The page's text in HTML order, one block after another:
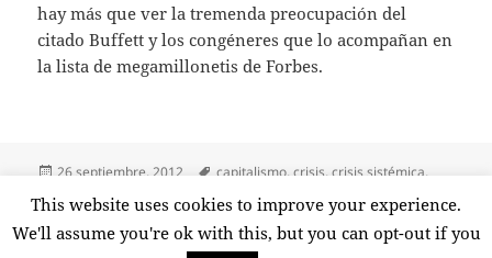
hay más que ver la tremenda preocupación del
citado Buffett y los congéneres que lo acompañan en
la lista de megamillonetis de Forbes.
Publicado
26 septiembre, 2012 Etiquetas
capitalismo,crisis,crisis sistémica,
9 comentariosen ¿Crisis sistémica?
This website uses cookies to improve your experience.
We'll assume you're ok with this, but you can opt-out if you